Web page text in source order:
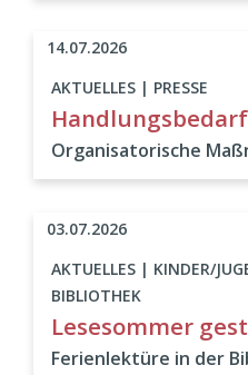
AKTUELLES | PRESSE
Organisatorische
14.07.2026
AKTUELLES | KINDER/
BIBLIOTHEK
Lesesommer
Ferienlektüre in der
03.07.2026